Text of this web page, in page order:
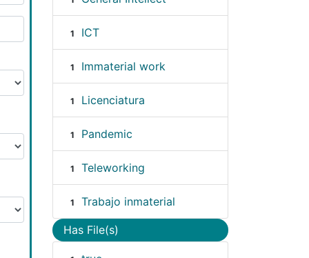
1 ICT
1 Immaterial work
1 Licenciatura
1 Pandemic
1 Teleworking
1 Trabajo inmaterial
Has File(s)